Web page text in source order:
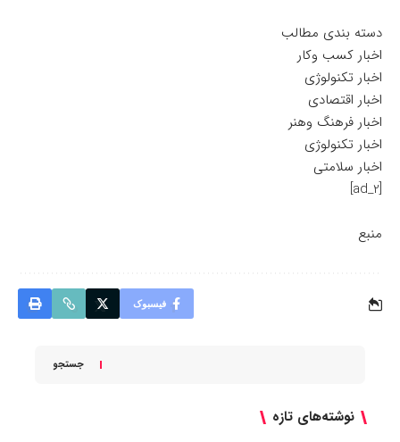
دسته بندی مطالب
اخبار کسب وکار
اخبار تکنولوژی
اخبار اقتصادی
اخبار فرهنگ وهنر
اخبار تکنولوژی
اخبار سلامتی
[ad_2]
منبع
فیسبوک
جستجو
نوشته‌های تازه